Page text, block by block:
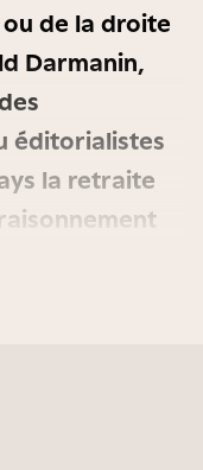
de la droite
Darmanin,
éditorialistes
la retraite
par le
et de
du